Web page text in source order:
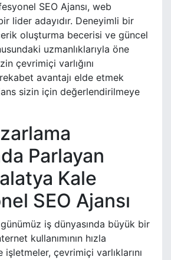
SEO Ajansı, web
lider adayıdır. Deneyimli bir
oluşturma becerisi ve güncel
uzmanlıklarıyla öne
çevrimiçi varlığını
avantajı elde etmek
sizin için değerlendirilmeye
Parlayan
Kale
SEO Ajansı
iş dünyasında büyük bir
kullanımının hızla
çevrimiçi varlıklarını